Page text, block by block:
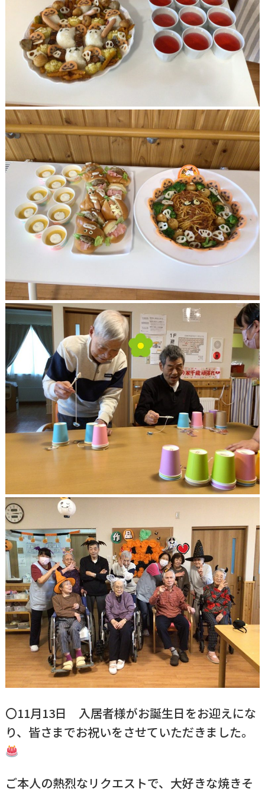
〇11月13日 入居者様がお誕生日をお迎えにな
り、皆さまでお祝いをさせていただきました。
ご本人の熱烈なリクエストで、大好きな焼きそ